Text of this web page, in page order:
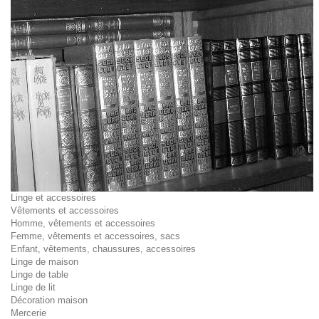
Linge et accessoires
Vêtements et accessoires
Homme, vêtements et accessoires
Femme, vêtements et accessoires, sacs
Enfant, vêtements, chaussures, accessoires
Linge de maison
Linge de table
Linge de lit
Décoration maison
Mercerie